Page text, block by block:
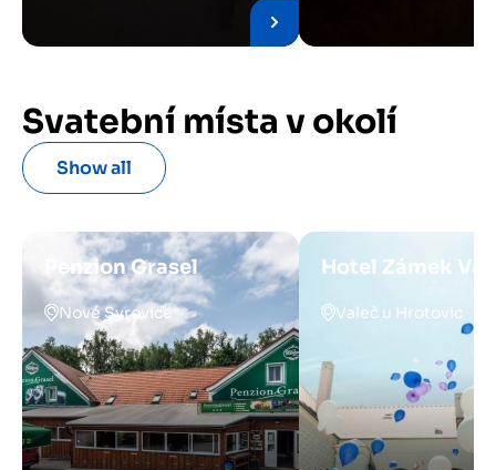
Svatební místa v okolí
Show all
Penzion Grasel
Nové Syrovice
Hotel Zámek
Valeč u Hrotovic